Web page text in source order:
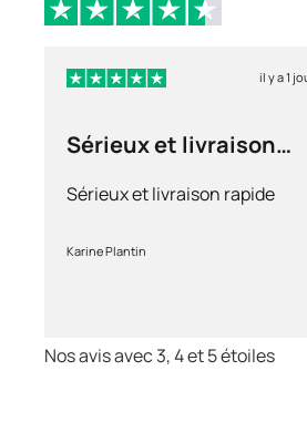
il y a 1
Sérieux et livraison
Sérieux et livraison rapide
Karine Plantin
Nos avis avec 3, 4 et 5 étoiles